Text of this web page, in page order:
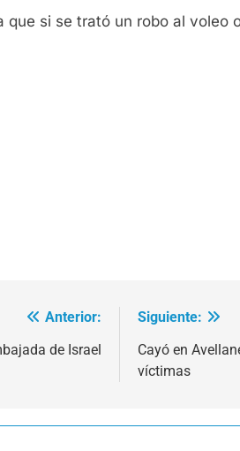
si se trató un robo al
Anterior:
de Israel
Siguiente:
Cayó en
víctimas